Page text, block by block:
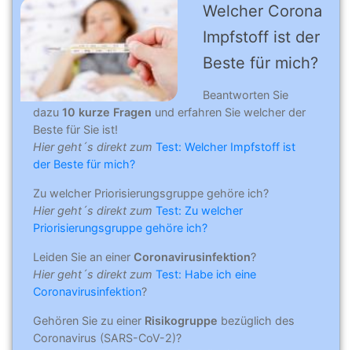
Welcher Corona
Impfstoff ist der
Beste für mich?
Beantworten Sie
dazu 10 kurze Fragen und erfahren Sie welcher der
Beste für Sie ist!
Hier geht´s direkt zum Test: Welcher Impfstoff ist
der Beste für mich?
Zu welcher Priorisierungsgruppe gehöre ich?
Hier geht´s direkt zum Test: Zu welcher
Priorisierungsgruppe gehöre ich?
Leiden Sie an einer Coronavirusinfektion?
Hier geht´s direkt zum Test: Habe ich eine
Coronavirusinfektion?
Gehören Sie zu einer Risikogruppe bezüglich des
Coronavirus (SARS-CoV-2)?